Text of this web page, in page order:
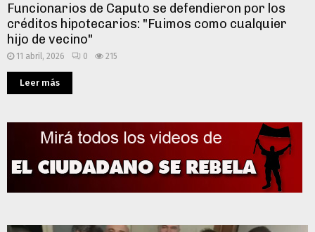
Funcionarios de Caputo se defendieron por los
créditos hipotecarios: "Fuimos como cualquier
hijo de vecino"
11 abril, 2026 0 215
Leer más